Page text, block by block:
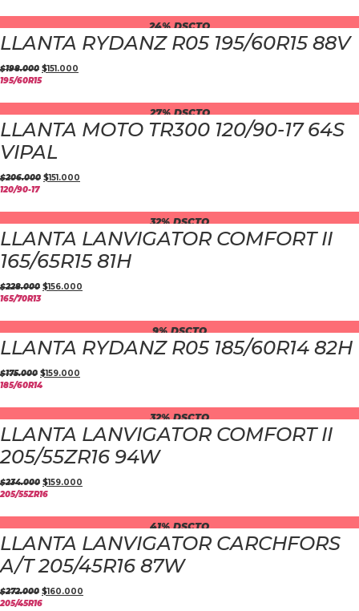
24% DSCTO
LLANTA RYDANZ R05 195/60R15 88V
$198.000 $151.000
195/60R15
27% DSCTO
LLANTA MOTO TR300 120/90-17 64S
VIPAL
$206.000 $151.000
120/90-17
32% DSCTO
LLANTA LANVIGATOR COMFORT II
165/65R15 81H
$228.000 $156.000
165/70R13
9% DSCTO
LLANTA RYDANZ R05 185/60R14 82H
$175.000 $159.000
185/60R14
32% DSCTO
LLANTA LANVIGATOR COMFORT II
205/55ZR16 94W
$234.000 $159.000
205/55ZR16
41% DSCTO
LLANTA LANVIGATOR CARCHFORS
A/T 205/45R16 87W
$272.000 $160.000
205/45R16